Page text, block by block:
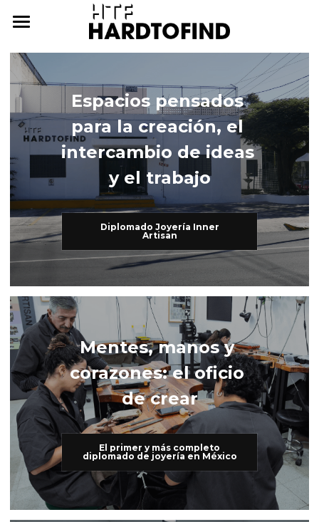
THE WHAT
The What
Inner Artisan
International Workshops
Further Studies
Try Hard
THE WHO
The Who
At Home
Family
Dear Friends
THE WHY
THE HOW
ONLINE CAMPUS
THE ARCHIVE
cursos@htf.org.mx
Espacios pensados
para la creación, el
intercambio de ideas
y el trabajo
Diplomado Joyería Inner
Artisan
Mentes, manos y
corazones: el oficio
de crear
El primer y más completo
diplomado de joyería en México